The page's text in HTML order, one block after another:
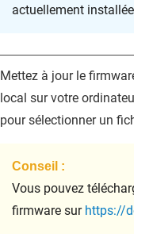
actuellement installée
Mettez à jour le firmware
local sur votre ordinateur.
pour sélectionner un
Conseil :
Vous pouvez
firmware sur https://